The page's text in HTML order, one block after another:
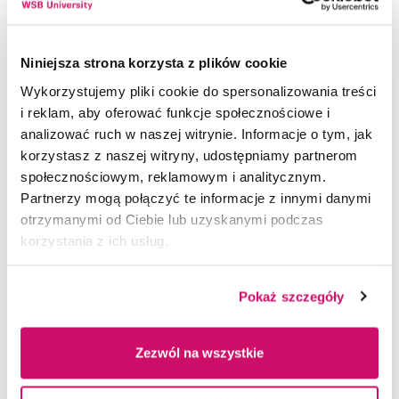
Niniejsza strona korzysta z plików cookie
Wykorzystujemy pliki cookie do spersonalizowania treści
i reklam, aby oferować funkcje społecznościowe i
analizować ruch w naszej witrynie. Informacje o tym, jak
korzystasz z naszej witryny, udostępniamy partnerom
społecznościowym, reklamowym i analitycznym.
Partnerzy mogą połączyć te informacje z innymi danymi
otrzymanymi od Ciebie lub uzyskanymi podczas
korzystania z ich usług.
Pokaż szczegóły
Zezwól na wszystkie
konsekwentnie rozwijający swoją działalność
bezpieczeństwo pacjentów. Na szczególne
podkreślenie zasługuje znakomita kadra medyczna
i specjalistyczna – lekarze, pielęgniarki,
psychologowie oraz personel medyczny, którzy
każdego dnia łączą wysokie kompetencje
zawodowe z empatią i zaangażowaniem w pracę
z drugim człowiekiem.
w działania edukacyjne i rozwojowe, wspierając
zdrowia. Otwartość na współpracę z uczelniami
wyższymi oraz tworzenie przestrzeni do
zdobywania praktycznych doświadczeń przez